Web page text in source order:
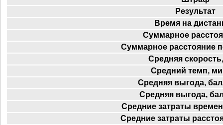
Результат
Время на
Суммарное
Суммарное расстояние
Средняя
Средний темп,
Средняя выгода,
Средняя выгода,
Средние затраты
Средние затраты